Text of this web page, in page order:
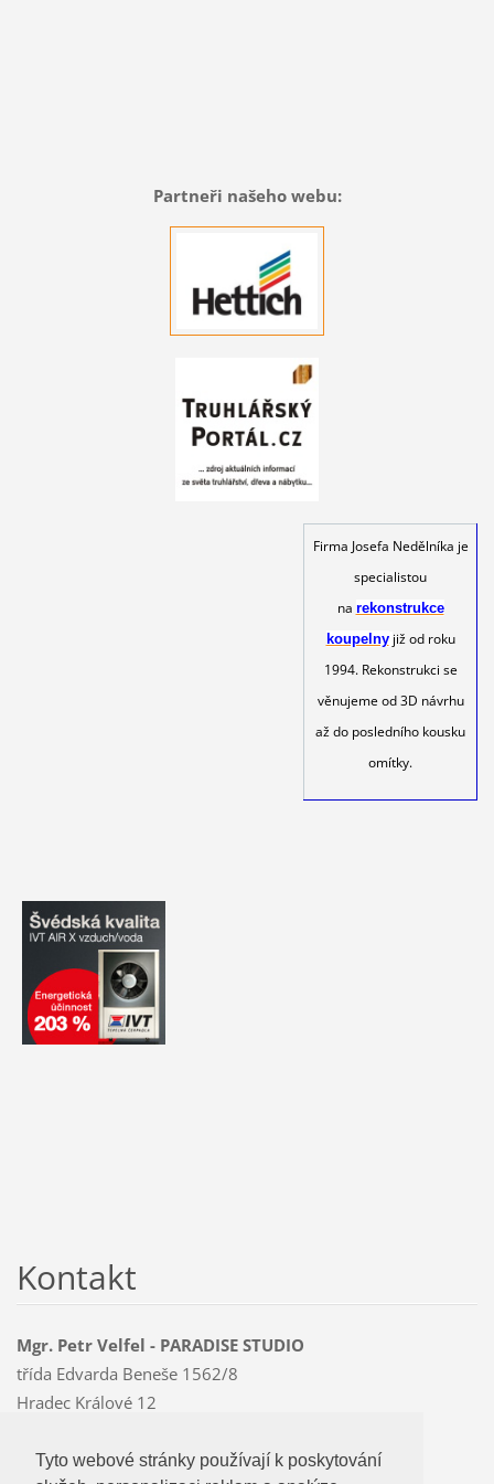
Tyto webové stránky používají k poskytování
Tyto webové stránky používají k poskytování
Partneři našeho webu:
Firma Josefa Nedělníka je
specialistou
na rekonstrukce
koupelny již od roku
1994. Rekonstrukci se
věnujeme od 3D návrhu
až do posledního kousku
omítky.
Kontakt
Mgr. Petr Velfel - PARADISE STUDIO
třída Edvarda Beneše 1562/8
Hradec Králové 12
Mobil: 603 478 763